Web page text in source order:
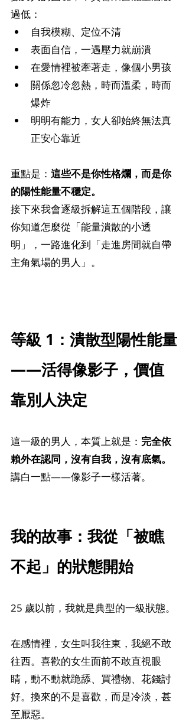
過低：
自我模糊、定位不清
表面自信，一遇壓力就崩潰
在愛情裡被牽著走，像個小男孩
關係忽冷忽熱，時而溫柔，時而
爆炸
明明有能力，女人卻始終無法真
正安心靠近
重點是： 這些不是你性格爛，而是你
的陽性能量不穩定。
接下來我會逐級拆解這五個階段，讓
你知道怎麼從「能量潰散的小透
明」，一路進化到「走進房間就自帶
主角氣場的男人」。
等級 1：潰散型陽性能量
——活得像影子，價值
靠別人決定
這一級的男人，本質上就是： 完全依
賴外在認同，沒有自我，沒有底氣。
講白一點——像影子一樣活著。
我的故事：我從「被瞧
不起」的狀態開始
25 歲以前，我就是典型的一級狀態。
在感情裡，女生叫我往東，我絕不敢
往西。喜歡的女生面前不敢直視眼
睛，動不動就跪舔、買禮物、花錢討
好。換來的不是喜歡，而是冷淡，甚
至厭惡。